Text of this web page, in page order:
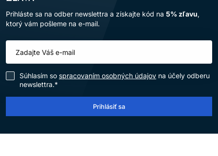
Prihláste sa na odber newslettra a získajte kód na 5% zľavu,
ktorý vám pošleme na e-mail.
Súhlasím so spracovaním osobných údajov na účely odberu
newslettra.*
Prihlásiť sa